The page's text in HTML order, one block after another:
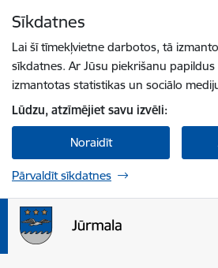
Sīkdatnes
Lai šī tīmekļvietne darbotos, tā
sīkdatnes. Ar Jūsu piekrišanu
izmantotas statistikas un sociālo
Lūdzu, atzīmējiet savu izvēli:
Noraidīt
Pārvaldīt sīkdatnes